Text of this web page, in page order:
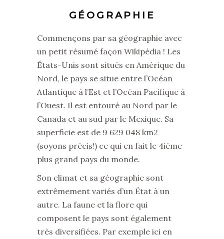
GÉOGRAPHIE
Commençons par sa géographie avec
un petit résumé façon Wikipédia ! Les
États-Unis sont situés en Amérique du
Nord, le pays se situe entre l’Océan
Atlantique à l’Est et l’Océan Pacifique à
l’Ouest. Il est entouré au Nord par le
Canada et au sud par le Mexique. Sa
superficie est de 9 629 048 km2
(soyons précis!) ce qui en fait le 4ième
plus grand pays du monde.
Son climat et sa géographie sont
extrêmement variés d’un État à un
autre. La faune et la flore qui
composent le pays sont également
très diversifiées. Par exemple ici en